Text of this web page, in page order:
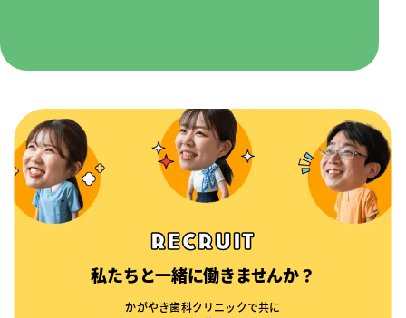
RECRUIT
私たちと一緒に働きませんか？
かがやき歯科クリニックで共に